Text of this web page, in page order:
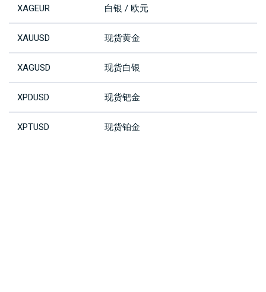
XAGEUR 白银 / 欧元
XAUUSD 现货黄金
XAGUSD 现货白银
XPDUSD 现货钯金
XPTUSD 现货铂金